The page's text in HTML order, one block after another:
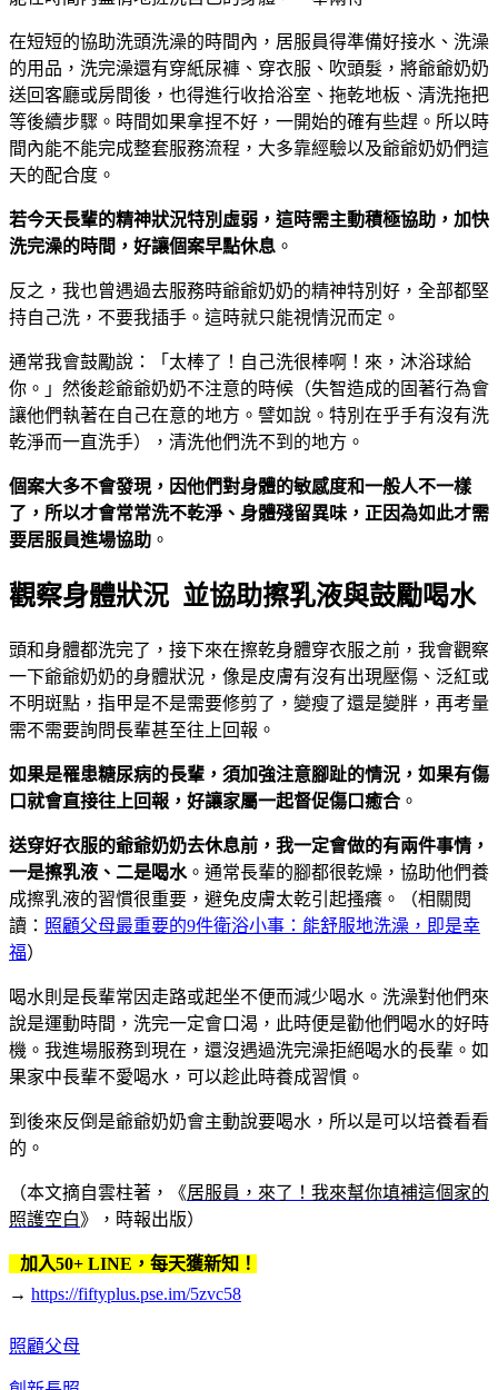
在短短的協助洗頭洗澡的時間內，居服員得準備好接水、洗澡
的用品，洗完澡還有穿紙尿褲、穿衣服、吹頭髮，將爺爺奶奶
送回客廳或房間後，也得進行收拾浴室、拖乾地板、清洗拖把
等後續步驟。時間如果拿捏不好，一開始的確有些趕。所以時
間內能不能完成整套服務流程，大多靠經驗以及爺爺奶奶們這
天的配合度。
若今天長輩的精神狀況特別虛弱，這時需主動積極協助，加快
洗完澡的時間，好讓個案早點休息 。
反之，我也曾遇過去服務時爺爺奶奶的精神特別好，全部都堅
持自己洗，不要我插手。這時就只能視情況而定。
通常我會鼓勵說：「太棒了！自己洗很棒啊！來，沐浴球給
你。」然後趁爺爺奶奶不注意的時候（失智造成的固著行為會
讓他們執著在自己在意的地方。譬如說。特別在乎手有沒有洗
乾淨而一直洗手），清洗他們洗不到的地方。
個案大多不會發現，因他們對身體的敏感度和一般人不一樣
了，所以才會常常洗不乾淨、身體殘留異味，正因為如此才需
要居服員進場協助 。
觀察身體狀況 並協助擦乳液與鼓勵喝水
頭和身體都洗完了，接下來在擦乾身體穿衣服之前，我會觀察
一下爺爺奶奶的身體狀況，像是皮膚有沒有出現壓傷、泛紅或
不明斑點，指甲是不是需要修剪了，變瘦了還是變胖，再考量
需不需要詢問長輩甚至往上回報。
如果是罹患糖尿病的長輩，須加強注意腳趾的情況，如果有傷
口就會直接往上回報，好讓家屬一起督促傷口癒合 。
送穿好衣服的爺爺奶奶去休息前，我一定會做的有兩件事情，
一是擦乳液、二是喝水。通常長輩的腳都很乾燥，協助他們養
成擦乳液的習慣很重要，避免皮膚太乾引起搔癢。（相關閱
讀： 照顧父母最重要的9件衛浴小事：能舒服地洗澡，即是幸
福）
喝水則是長輩常因走路或起坐不便而減少喝水。洗澡對他們來
說是運動時間，洗完一定會口渴，此時便是勸他們喝水的好時
機。我進場服務到現在，還沒遇過洗完澡拒絕喝水的長輩。如
果家中長輩不愛喝水，可以趁此時養成習慣。
到後來反倒是爺爺奶奶會主動說要喝水，所以是可以培養看看
的。
（本文摘自雲柱著，《居服員，來了！我來幫你填補這個家的
照護空白》，時報出版）
加入50+ LINE，每天獲新知！
→ https://fiftyplus.pse.im/5zvc58
照顧父母